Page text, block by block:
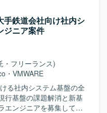
して、エンド側システム
種アプリケーションを試
発を行っていただきま
ウェアやDB、監視・ログ
施いただきます。 ・既
において、基盤側およ
応を行っていただきま
クラスター内で動作
発・改修・検証を行って
内容を整理し、ドキュメ
【求める人物
手鉄道会社向け社内シ
ジニア案件
・フリーランス)
・ VMWARE
る社内システム基盤の全
行基盤の課題解消と新基
エンジニアを募集してお